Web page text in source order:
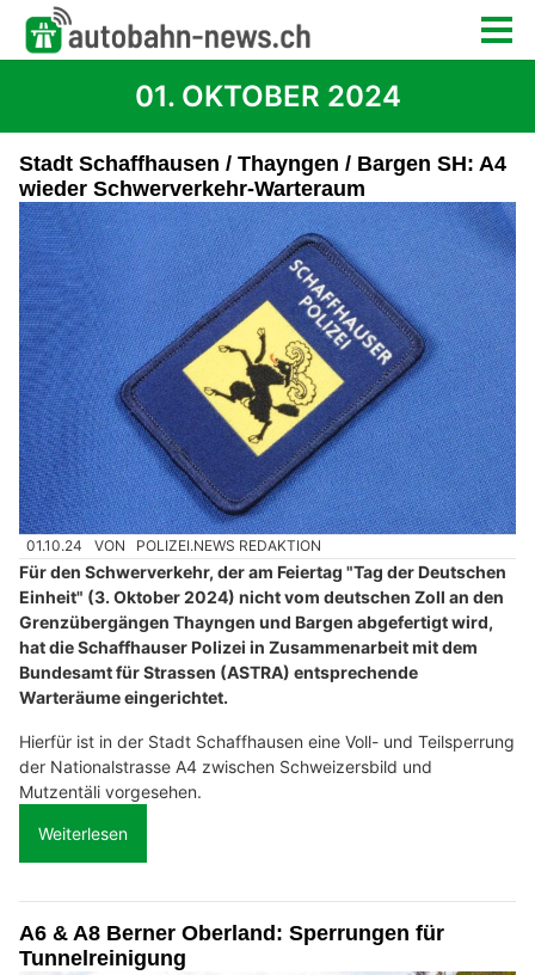
01. OKTOBER 2024
Stadt Schaffhausen / Thayngen / Bargen SH: A4
wieder Schwerverkehr-Warteraum
01.10.24 VON POLIZEI.NEWS REDAKTION
Für den Schwerverkehr, der am Feiertag "Tag der Deutschen
Einheit" (3. Oktober 2024) nicht vom deutschen Zoll an den
Grenzübergängen Thayngen und Bargen abgefertigt wird,
hat die Schaffhauser Polizei in Zusammenarbeit mit dem
Bundesamt für Strassen (ASTRA) entsprechende
Warteräume eingerichtet.
Hierfür ist in der Stadt Schaffhausen eine Voll- und Teilsperrung
der Nationalstrasse A4 zwischen Schweizersbild und
Mutzentäli vorgesehen.
Weiterlesen
A6 & A8 Berner Oberland: Sperrungen für
Tunnelreinigung